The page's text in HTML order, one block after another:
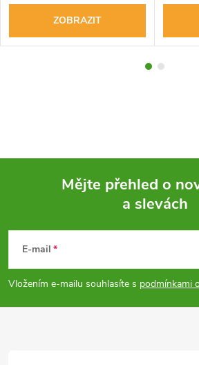
ZOBRAZIT
p
Mějte přehled o
a slevách
E-mail
Vložením e-mailu souhlasíte s podmínkami